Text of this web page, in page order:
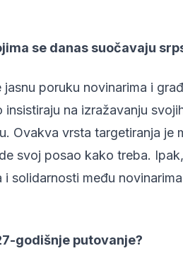
se danas suočavaju
poruku novinarima i
na izražavanju
Ovakva vrsta targetiranja je
svoj posao kako treba.
solidarnosti među
godišnje putovanje?